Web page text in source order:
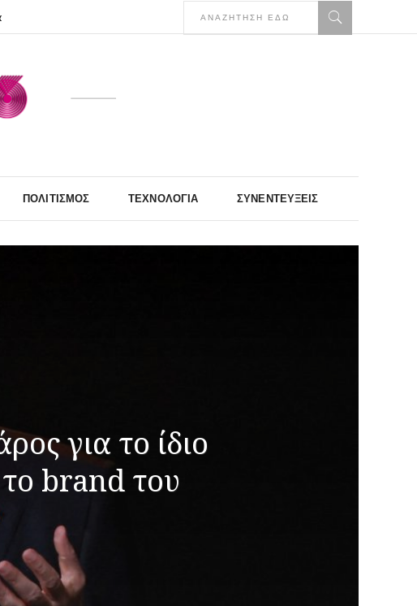
ΠΟΛΙΤΙΣΜΌΣ ΤΕΧΝΟΛΟΓΊΑ ΣΥΝΕΝΤΕΎΞΕΙΣ
για το ίδιο
brand του